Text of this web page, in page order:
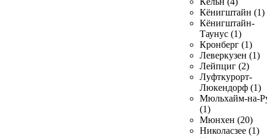
Кёнигштайн (1)
Кёнигштайн-
Таунус (1)
Кронберг (1)
Леверкузен (1)
Лейпциг (2)
Луфткурорт-
Люкендорф (1)
Мюльхайм-на-
(1)
Мюнхен (20)
Николасзее (1)